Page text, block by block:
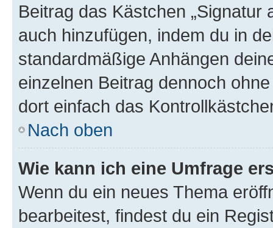
Beitrag das Kästchen „Signatur
auch hinzufügen, indem du in
standardmäßige Anhängen
einzelnen Beitrag dennoch
dort einfach das
Nach oben
Wie kann ich eine Umfrage
Wenn du ein neues Thema
bearbeitest, findest du ein